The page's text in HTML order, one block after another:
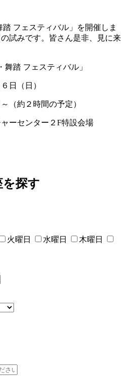
フェスティバル」を開催しま
試みです。皆さん是非、見に来
舞踏 フェスティバル」
日（日）
約２時間の予定）
センター２F特設会場
を探す
火曜日 水曜日
木曜日